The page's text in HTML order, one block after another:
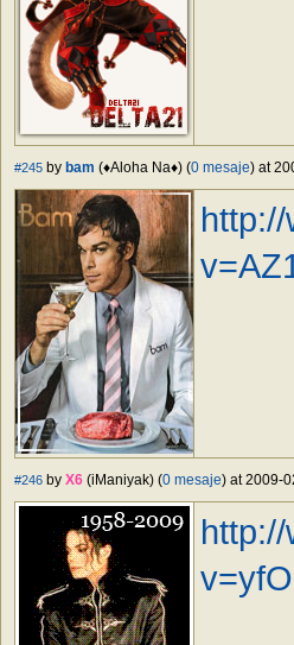
#245 by bam (♦Aloha Na♦) (0 mesaje) at
#246 by X6 (iManiyak) (0 mesaje) at 2009-